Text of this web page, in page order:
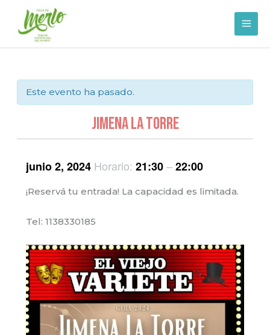
contenido
Este evento ha pasado.
Jimena La Torre
junio 2, 2024 Horario:21:30–22:00
¡Reservá tu entrada! La capacidad es limitada.
Tel: 1138330185